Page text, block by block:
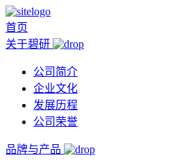
首页
关于碧研
公司简介
企业文化
发展历程
公司荣誉
品牌与产品